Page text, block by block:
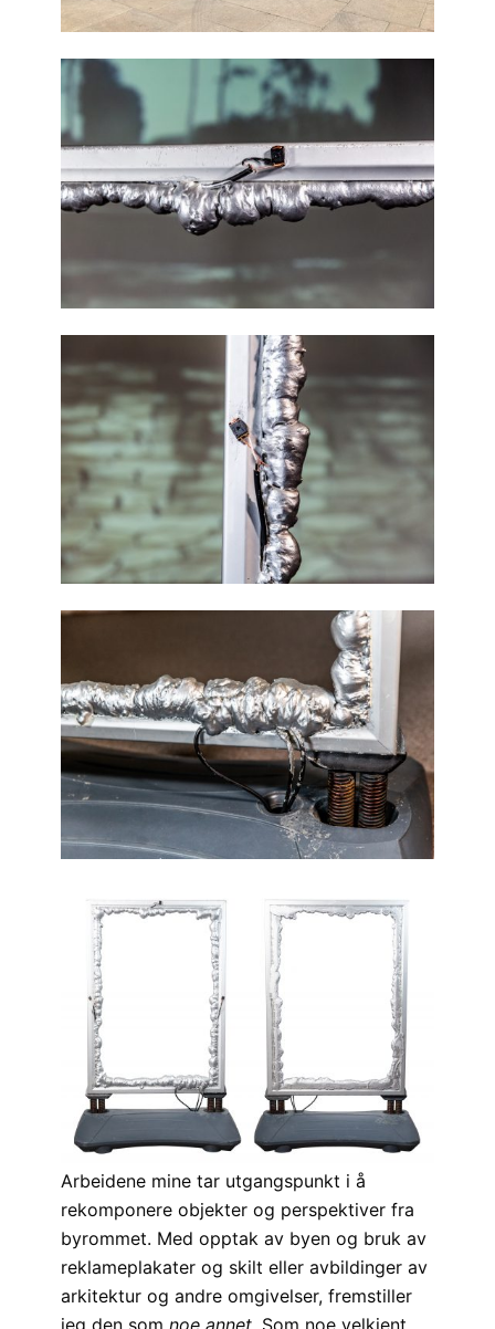
Arbeidene mine tar utgangspunkt i å
rekomponere objekter og perspektiver fra
byrommet. Med opptak av byen og bruk av
reklameplakater og skilt eller avbildinger av
arkitektur og andre omgivelser, fremstiller
jeg den som noe annet. Som noe velkjent